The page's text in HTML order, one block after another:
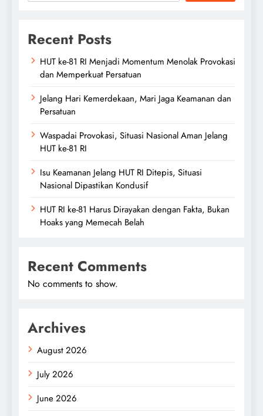
Recent Posts
HUT ke-81 RI Menjadi Momentum Menolak Provokasi
dan Memperkuat Persatuan
Jelang Hari Kemerdekaan, Mari Jaga Keamanan dan
Persatuan
Waspadai Provokasi, Situasi Nasional Aman Jelang
HUT ke-81 RI
Isu Keamanan Jelang HUT RI Ditepis, Situasi
Nasional Dipastikan Kondusif
HUT RI ke-81 Harus Dirayakan dengan Fakta, Bukan
Hoaks yang Memecah Belah
Recent Comments
No comments to show.
Archives
August 2026
July 2026
June 2026